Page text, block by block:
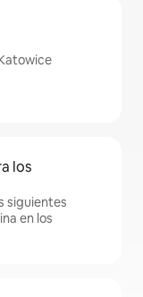
los
siguientes
en los